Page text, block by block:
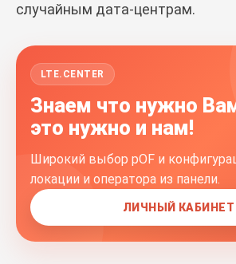
случайным дата-центрам.
LTE.CENTER
Знаем что нужно
это нужно и нам!
Широкий выбор pOF и
локации и оператора из панели.
ЛИЧНЫЙ КАБИНЕТ